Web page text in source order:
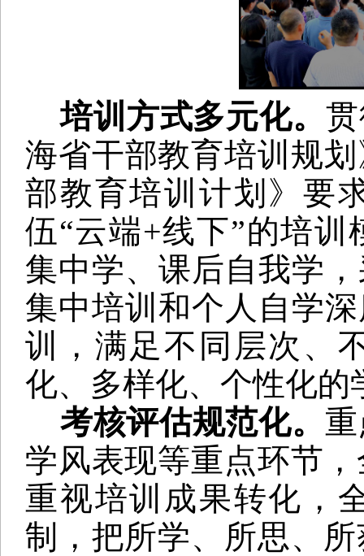
培训方式多元化。
海省干部教育培训规
部教育培训计划》要
伍“云端+线下”的培训
集中学、课后自我学
集中培训和个人自学
训，满足不同层次、
化、多样化、个性化的
考核评估规范化。
学风表现等重点环节
重视培训成果转化，
制，把所学、所思、